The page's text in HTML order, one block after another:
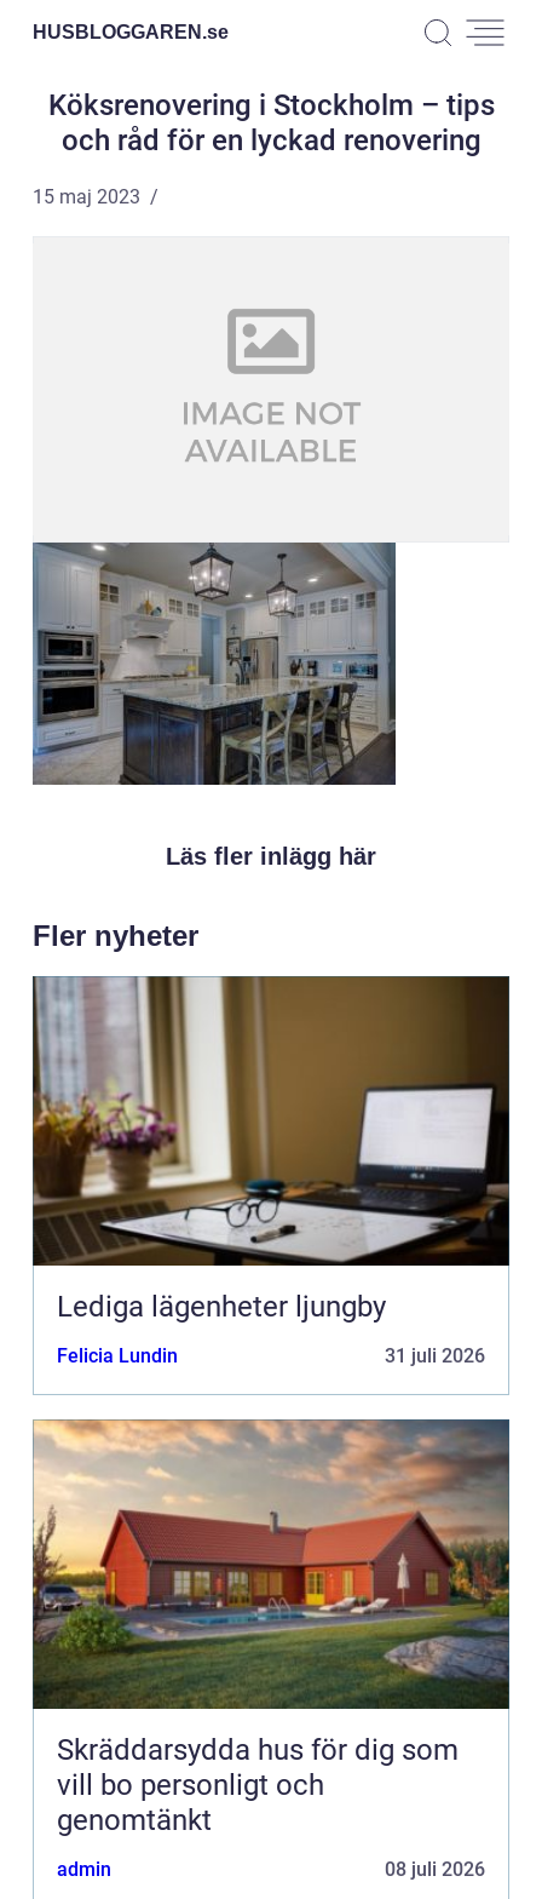
HUSBLOGGAREN.se
Köksrenovering i Stockholm – tips
och råd för en lyckad renovering
15 maj 2023
Läs fler inlägg här
Fler nyheter
Lediga lägenheter ljungby
Felicia Lundin 31 juli 2026
Skräddarsydda hus för dig som
vill bo personligt och
genomtänkt
admin 08 juli 2026